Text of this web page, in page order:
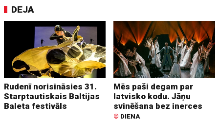
DEJA
Rudenī norisināsies 31.
Starptautiskais Baltijas
Baleta festivāls
Mēs paši degam par
latvisko kodu. Jāņu
svinēšana bez inerces
© DIENA